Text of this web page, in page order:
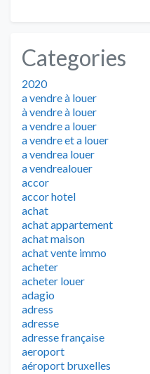
Categories
2020
a vendre à louer
à vendre à louer
a vendre a louer
a vendre et a louer
a vendrea louer
a vendrealouer
accor
accor hotel
achat
achat appartement
achat maison
achat vente immo
acheter
acheter louer
adagio
adress
adresse
adresse française
aeroport
aéroport bruxelles